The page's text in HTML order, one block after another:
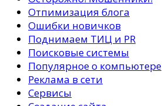
Отпимизация блога
Ошибки новичков
Поднимаем ТИЦ и PR
Поисковые системы
Популярное о компьютере
Реклама в сети
Сервисы